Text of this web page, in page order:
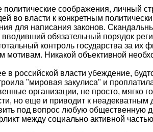
политические соображения, личный
во власти к конкретным
для написания законов.
обязательный порядок
контроль государства за их
мотивам. Никакой объективной
в российской власти убеждение,
"мировая закулиса" и
организации, не просто, мягко
но еще и приводит к неадекватным
под вопрос любую общественную
между социально активной